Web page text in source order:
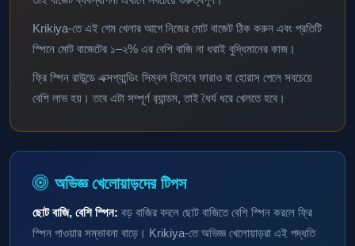
Krikiya-তে এই গেম খেলার আগে নিজের মোট বাজেট ঠিক করুন এবং প্রতিটি
স্পিনে মোট বাজেটের ১–২% এর বেশি বাজি না ধরাই বুদ্ধিমানের কাজ।
ফ্রি স্পিন রাউন্ডে এক্সপ্যান্ডিং সিম্বল হিসেবে ফারাও বা হোরাস পেলে সবচেয়ে
বেশি লাভ হয়। তবে এটা সম্পূর্ণ র‍্যান্ডম, তাই ধৈর্য ধরে খেলতে হবে।
অভিজ্ঞ খেলোয়াড়দের টিপস
ছোট বাজি, বেশি স্পিন: বড় বাজির বদলে ছোট বাজিতে বেশি স্পিন করলে ফ্রি
স্পিন পাওয়ার সম্ভাবনা বাড়ে। Krikiya-তে অভিজ্ঞ খেলোয়াড়রা এই পদ্ধতি